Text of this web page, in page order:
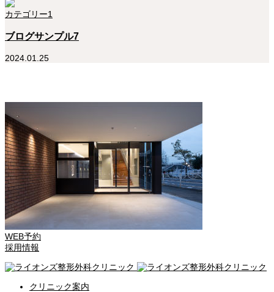
カテゴリー1
ブログサンプル7
2024.01.25
WEB予約
採用情報
クリニック案内